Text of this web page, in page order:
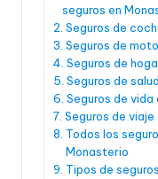
seguros en
Seguros de
Seguros de
Seguros de
Seguros de
Seguros de
Seguros de
Todos los
Monasterio
Tipos de